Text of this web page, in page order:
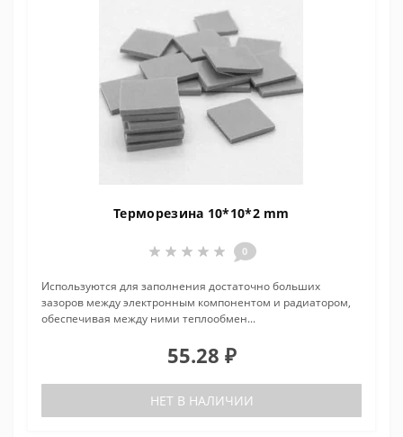
Терморезина 10*10*2 mm
0
Используются для заполнения достаточно больших
зазоров между электронным компонентом и радиатором,
обеспечивая между ними теплообмен...
55.28 ₽
НЕТ В НАЛИЧИИ